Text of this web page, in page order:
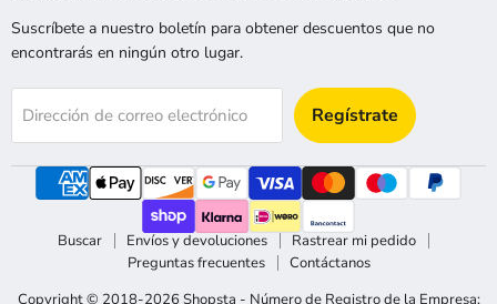
Suscríbete a nuestro boletín para obtener descuentos que no
encontrarás en ningún otro lugar.
Dirección de correo electrónico Regístrate
Buscar Envíos y devoluciones
Rastrear mi pedido
Preguntas frecuentes
Contáctanos
Copyright © 2018-2026 Shopsta - Número de Registro de la Empresa: